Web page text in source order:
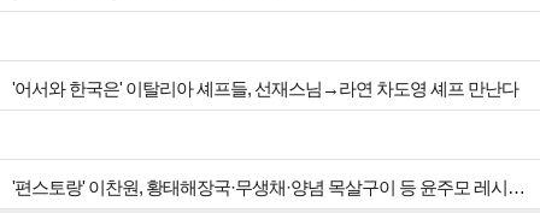
'어서와 한국은' 이탈리아 셰프들, 선재스님→라연 차도영 셰프 만난다
'편스토랑' 이찬원, 황태해장국·무생채·양념 목살구이 등 윤주모 레시피 섭렵